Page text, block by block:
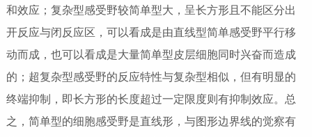
和效应；复杂型感受野较简单型大，呈长方形且不能区分出
开反应与闭反应区，可以看成是由直线型简单感受野平行移
动而成，也可以看成是大量简单型皮层细胞同时兴奋而造成
的；超复杂型感受野的反应特性与复杂型相似，但有明显的
终端抑制，即长方形的长度超过一定限度则有抑制效应。总
之，简单型的细胞感受野是直线形，与图形边界线的觉察有